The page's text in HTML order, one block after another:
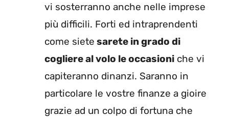
vi sosterranno anche nelle imprese
più difficili. Forti ed intraprendenti
come siete sarete in grado di
cogliere al volo le occasioni che vi
capiteranno dinanzi. Saranno in
particolare le vostre finanze a gioire
grazie ad un colpo di fortuna che